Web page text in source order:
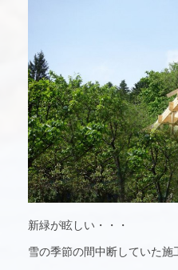
新緑が眩しい・・・
雪の季節の間中断していた施